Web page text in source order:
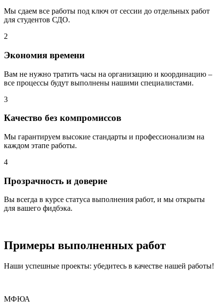
Мы сдаем все работы под ключ от сессии до отдельных работ
для студентов СДО.
2
Экономия времени
Вам не нужно тратить часы на организацию и координацию –
все процессы будут выполнены нашими специалистами.
3
Качество без компромиссов
Мы гарантируем высокие стандарты и профессионализм на
каждом этапе работы.
4
Прозрачность и доверие
Вы всегда в курсе статуса выполнения работ, и мы открыты
для вашего фидбэка.
Примеры выполненных работ
Наши успешные проекты: убедитесь в качестве нашей работы!
МФЮА